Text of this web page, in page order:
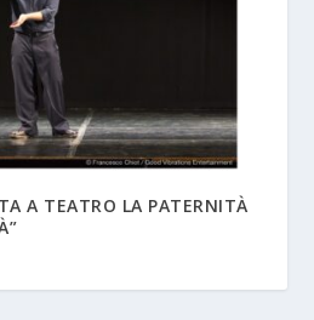
A TEATRO LA PATERNITÀ